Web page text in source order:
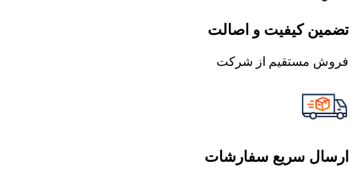
تضمین کیفیت و اصالت
فروش مستقیم از شرکت
ارسال سریع سفارشات